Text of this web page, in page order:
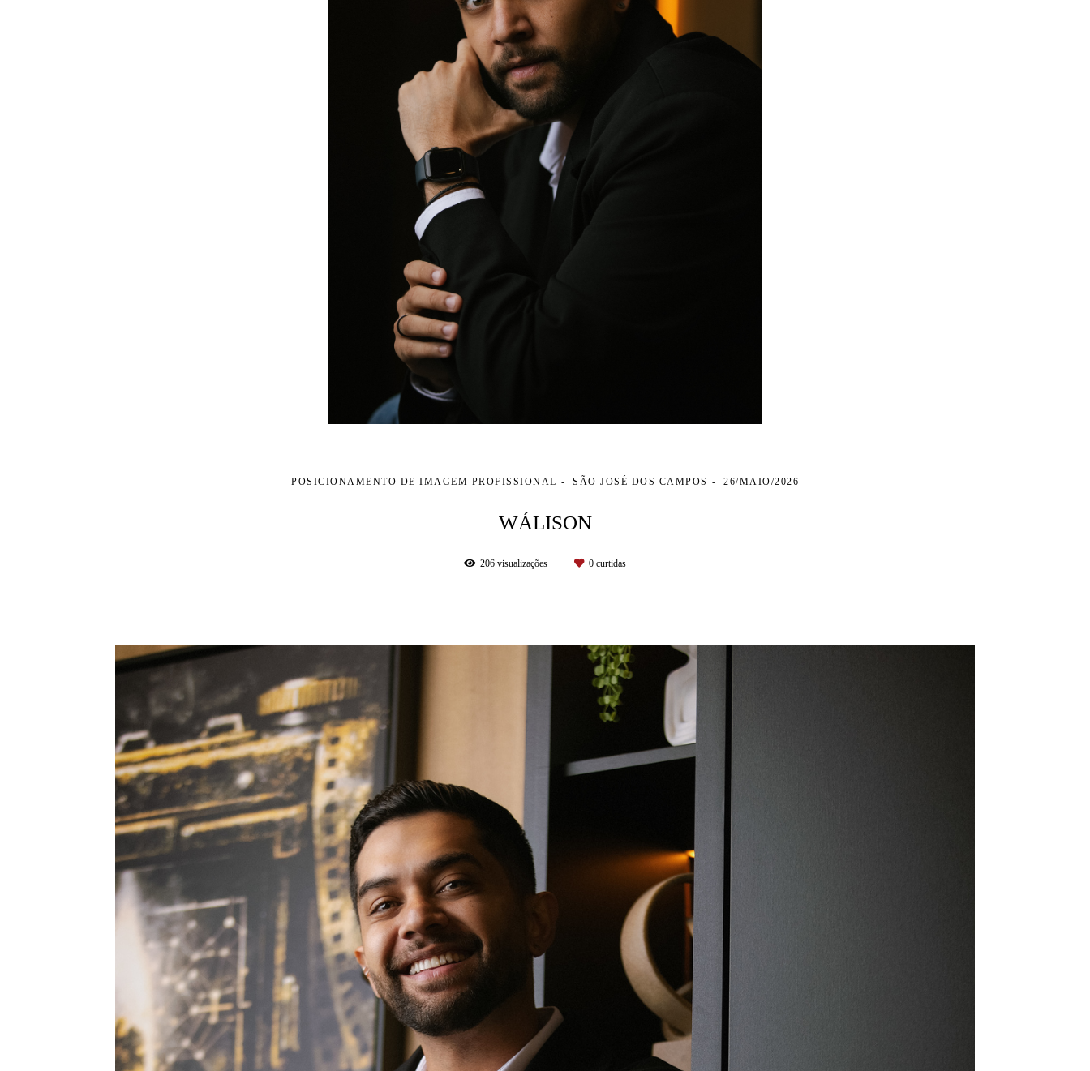
POSICIONAMENTO DE IMAGEM PROFISSIONAL SÃO JOSÉ DOS CAMPOS 26/MAIO/2026
WÁLISON
206 visualizações 0 curtidas